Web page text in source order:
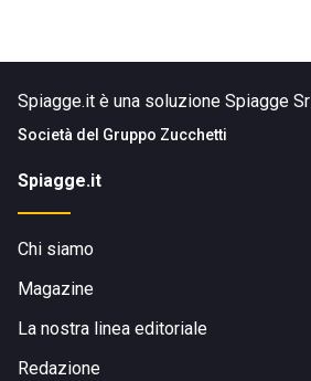
Spiagge.it è una soluzione Spiagge Srl
Società del Gruppo Zucchetti
Spiagge.it
Chi siamo
Magazine
La nostra linea editoriale
Redazione